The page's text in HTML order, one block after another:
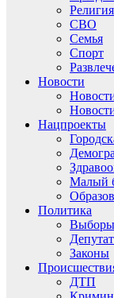
Религия
СВО
Семья
Спорт
Новости
Нацпроекты
Малый
Политика
Выборы
Законы
ДТП